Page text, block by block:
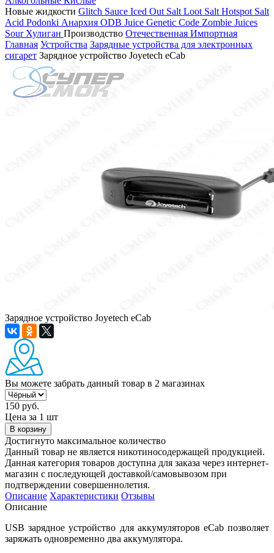
Новые жидкости Glitch Sauce Iced Out Salt Loot Salt Hotspot Salt
Acid Podonki Анархия ODB Juice Genetic Code Zombie Juices
Sour Хулиган Производство Отечественная Импортная
Главная Устройства Зарядные устройства для электронных
сигарет Зарядное устройство Joyetech eCab
Зарядное устройство Joyetech eCab
Вы можете забрать данный товар в 2 магазинах
150 руб.
Цена за 1 шт
В корзину
Достигнуто максимальное количество
Данный товар не является никотиносодержащей продукцией.
Данная категория товаров доступна для заказа через интернет-
магазин с последующей доставкой/самовывозом при
подтверждении совершеннолетия.
Описание Характеристики Отзывы
Описание
USB зарядное устройство для аккумуляторов eCab позволяет
заряжать одновременно два аккумулятора.